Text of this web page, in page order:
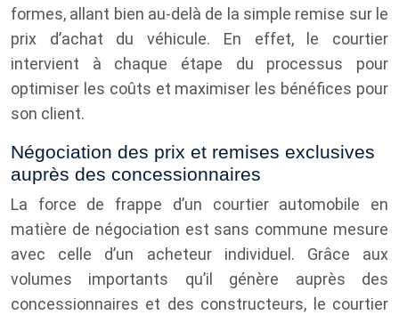
formes, allant bien au-delà de la simple remise sur le
prix d’achat du véhicule. En effet, le courtier
intervient à chaque étape du processus pour
optimiser les coûts et maximiser les bénéfices pour
son client.
Négociation des prix et remises exclusives
auprès des concessionnaires
La force de frappe d’un courtier automobile en
matière de négociation est sans commune mesure
avec celle d’un acheteur individuel. Grâce aux
volumes importants qu’il génère auprès des
concessionnaires et des constructeurs, le courtier